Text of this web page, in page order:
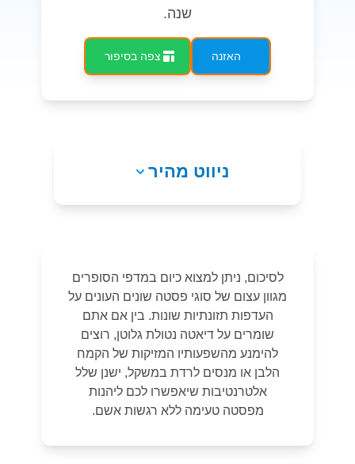
שנה.
האזנה צפה בסיפור
ניווט מהיר
לסיכום, ניתן למצוא כיום במדפי הסופרים
מגוון עצום של סוגי פסטה שונים העונים על
העדפות תזונתיות שונות. בין אם אתם
שומרים על דיאטה נטולת גלוטן, רוצים
להימנע מהשפעותיו המזיקות של הקמח
הלבן או מנסים לרדת במשקל, ישנן שלל
אלטרנטיבות שיאפשרו לכם ליהנות
מפסטה טעימה ללא רגשות אשם.